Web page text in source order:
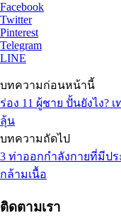
Facebook
Twitter
Pinterest
Telegram
LINE
บทความก่อนหน้านี้
ร่อง 11 ผู้ชาย ปั้นยังไง?
ลุ้น
บทความถัดไป
3 ท่าออกกำลังกายที่มีป
กล้ามเนื้อ
ติดตามเรา